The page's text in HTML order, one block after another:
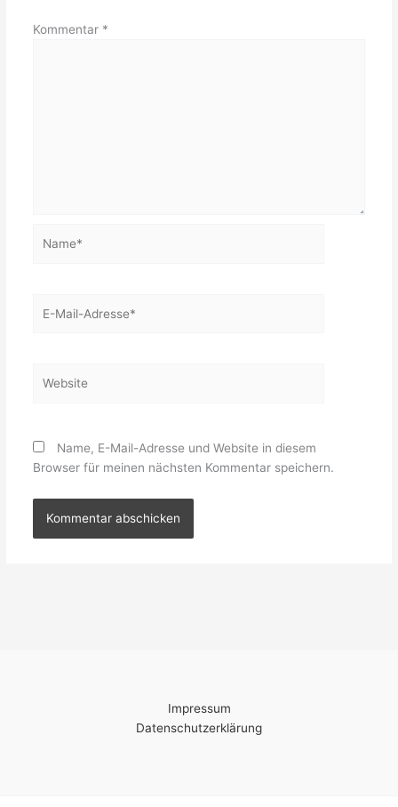
Kommentar *
Mail-
Name, E-Mail-Adresse und Website in diesem
Browser für meinen nächsten Kommentar speichern.
Impressum
Datenschutzerklärung